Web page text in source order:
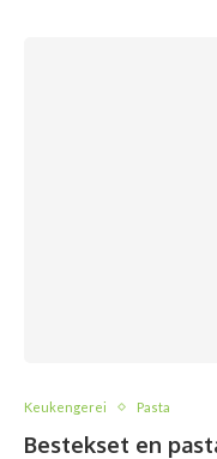
Keukengerei Pasta
Bestekset en